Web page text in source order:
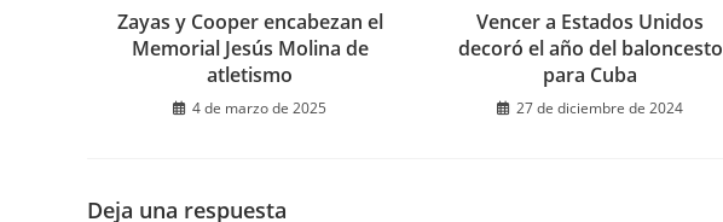
Zayas y Cooper encabezan el
Memorial Jesús Molina de
atletismo
4 de marzo de 2025
Vencer a Estados Unidos
decoró el año del baloncesto
para Cuba
27 de diciembre de 2024
Deja una respuesta